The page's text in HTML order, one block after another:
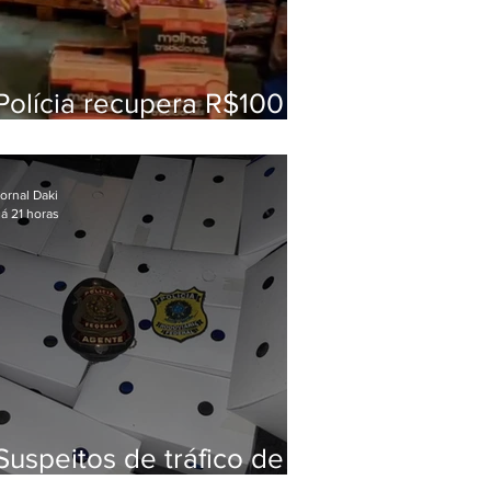
recupera R$100
Fluminense
de tráfico de
Daki
21 horas